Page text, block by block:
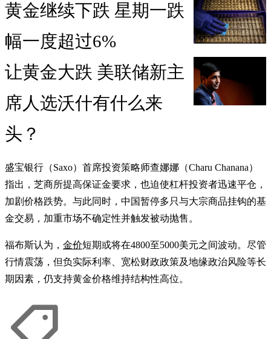
黄金继续下跌 星期一跌
幅一度超过6%
让黄金大跌 美联储新主
席人选沃什有什么来
头？
盛宝银行（Saxo）首席投资策略师查娜娜（Charu Chanana）
指出，芝商所提高保证金要求，也迫使杠杆投资者迅速平仓，
加剧价格跌势。与此同时，中国暂停多只与大宗商品挂钩的基
金交易，加重市场不确定性并触发被动抛售。
福布斯认为， 金价短期或将在4800至5000美元之间波动。尽管
行情震荡，但负实际利率、宽松财政政策及地缘政治风险等长
期因素，仍支持黄金价格维持结构性高位。